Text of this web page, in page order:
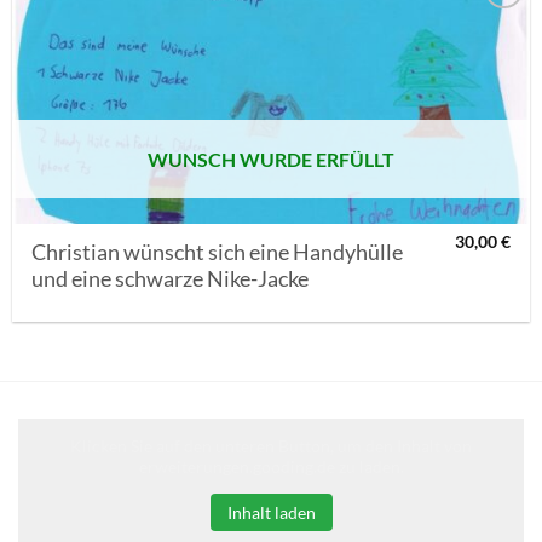
AUF MEINE
MERKLISTE
SETZEN
WUNSCH WURDE ERFÜLLT
Christian wünscht sich eine Handyhülle
und eine schwarze Nike-Jacke
30,00€
Inhalt laden